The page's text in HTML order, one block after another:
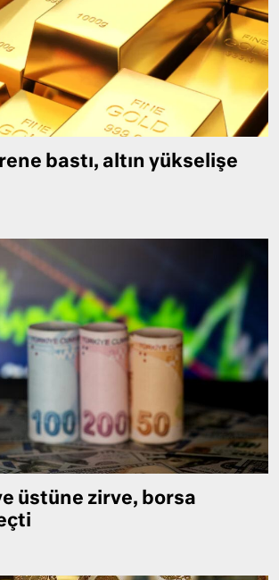
bastı, altın yükselişe
üstüne zirve, borsa